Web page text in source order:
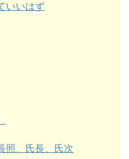
いいはず
照、氏長、氏次